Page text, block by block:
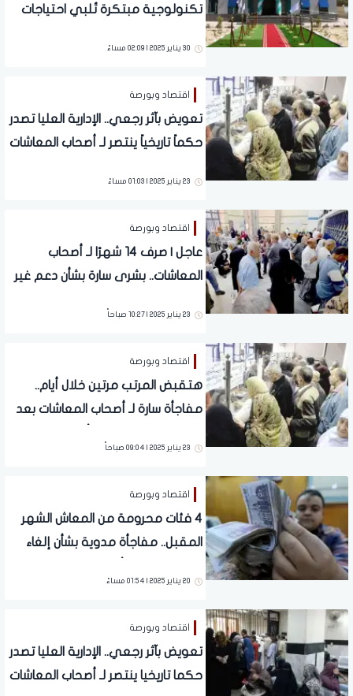
تكنولوجية مبتكرة تُلبي احتياجات
الرقمية
30 يناير 2025 | 02:09 مساءً
اقتصاد وبورصة
تعويض بآثر رجعي.. الإدارية العليا تصدر
حكماً تاريخياً ينتصر لـ أصحاب المعاشات
23 يناير 2025 | 01:03 مساءً
اقتصاد وبورصة
عاجل | صرف 14 شهرًا لـ أصحاب
المعاشات.. بشرى سارة بشأن دعم غير
23 يناير 2025 | 10:27 صباحاً
اقتصاد وبورصة
هتقبض المرتب مرتين خلال أيام..
مفاجأة سارة لـ أصحاب المعاشات بعد
23 يناير 2025 | 09:04 صباحاً
اقتصاد وبورصة
4 فئات محرومة من المعاش الشهر
المقبل.. مفاجأة مدوية بشأن إلغاء
20 يناير 2025 | 01:54 مساءً
اقتصاد وبورصة
تعويض بآثر رجعي.. الإدارية العليا تصدر
حكما تاريخيا ينتصر لـ أصحاب المعاشات